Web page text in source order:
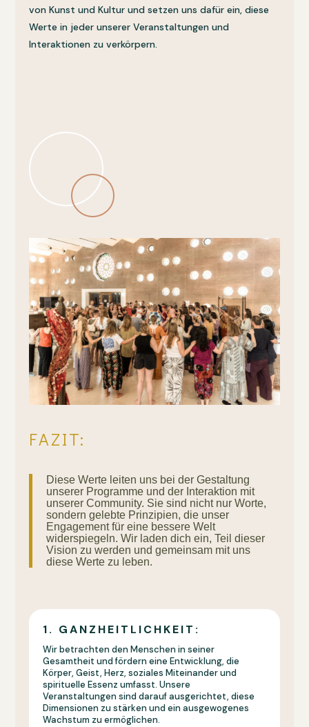
von Kunst und Kultur und setzen uns dafür ein, diese
Werte in jeder unserer Veranstaltungen und
Interaktionen zu verkörpern.
FAZIT:
Diese Werte leiten uns bei der Gestaltung
unserer Programme und der Interaktion mit
unserer Community. Sie sind nicht nur Worte,
sondern gelebte Prinzipien, die unser
Engagement für eine bessere Welt
widerspiegeln. Wir laden dich ein, Teil dieser
Vision zu werden und gemeinsam mit uns
diese Werte zu leben.
1. GANZHEITLICHKEIT:
Wir betrachten den Menschen in seiner
Gesamtheit und fördern eine Entwicklung, die
Körper, Geist, Herz, soziales Miteinander und
spirituelle Essenz umfasst. Unsere
Veranstaltungen sind darauf ausgerichtet, diese
Dimensionen zu stärken und ein ausgewogenes
Wachstum zu ermöglichen.